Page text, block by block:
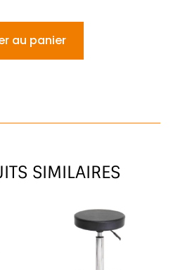
au panier
SIMILAIRES